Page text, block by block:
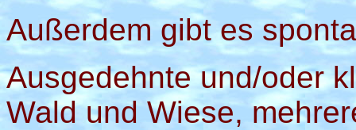
Außerdem gibt es
Ausgedehnte und/oder
Wald und Wiese,